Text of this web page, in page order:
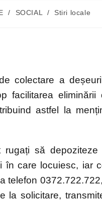
/ SOCIAL / Stiri locale
colectare a
eliminării
astfel la
să
în care locuiesc, iar
telefon
solicitare,